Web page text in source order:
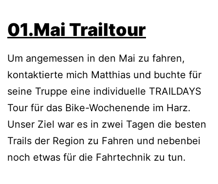
01.Mai Trailtour
Um angemessen in den Mai zu fahren,
kontaktierte mich Matthias und buchte für
seine Truppe eine individuelle TRAILDAYS
Tour für das Bike-Wochenende im Harz.
Unser Ziel war es in zwei Tagen die besten
Trails der Region zu Fahren und nebenbei
noch etwas für die Fahrtechnik zu tun.